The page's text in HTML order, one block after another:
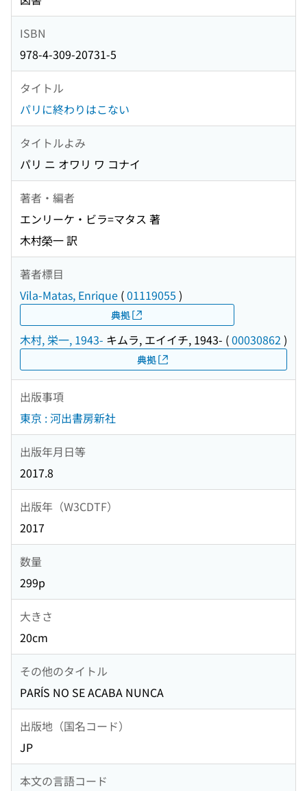
ISBN
978-4-309-20731-5
タイトル
パリに終わりはこない
タイトルよみ
パリ ニ オワリ ワ コナイ
著者・編者
エンリーケ・ビラ=マタス 著
木村榮一 訳
著者標目
Vila-Matas, Enrique (01119055 )
典拠
木村, 栄一, 1943- キムラ, エイイチ, 1943- (00030862 )
典拠
出版事項
東京 : 河出書房新社
出版年月日等
2017.8
出版年（W3CDTF）
2017
数量
299p
大きさ
20cm
その他のタイトル
PARÍS NO SE ACABA NUNCA
出版地（国名コード）
JP
本文の言語コード